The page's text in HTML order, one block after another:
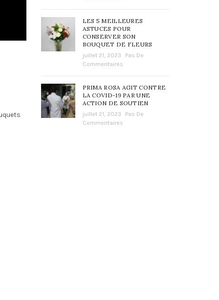
LES 5 MEILLEURES
ASTUCES POUR
CONSERVER SON
BOUQUET DE FLEURS
juillet 21, 2023
Pas De
Commentaires
PRIMA ROSA AGIT CONTRE
LA COVID-19 PAR UNE
ACTION DE SOUTIEN
juillet 21, 2023
Pas De
Commentaires